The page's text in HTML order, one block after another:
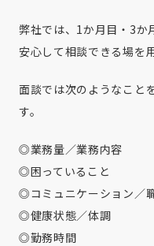
弊社では、1か月目・3か
安心して相談できる場を
面談では次のようなこと
す。
◎業務量／業務内容
◎困っていること
◎コミュニケーション／
◎健康状態／体調
◎勤務時間